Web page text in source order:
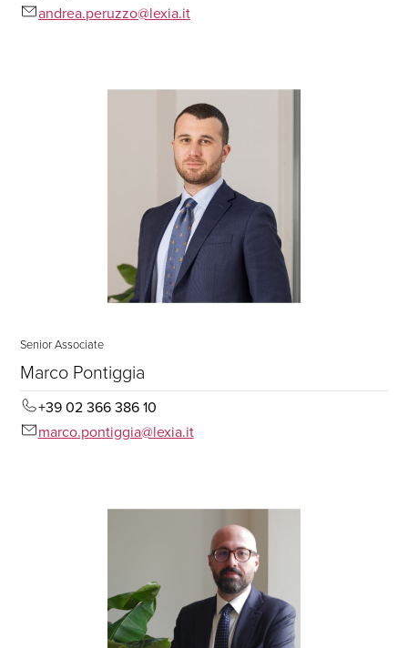
andrea.peruzzo@lexia.it
Senior Associate
Marco Pontiggia
+39 02 366 386 10
marco.pontiggia@lexia.it